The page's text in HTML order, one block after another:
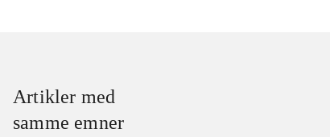
Artikler med
samme emner